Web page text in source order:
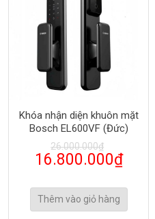
Khóa nhận diện khuôn mặt
Bosch EL600VF (Đức)
26.000.000₫
16.800.000₫
Thêm vào giỏ hàng